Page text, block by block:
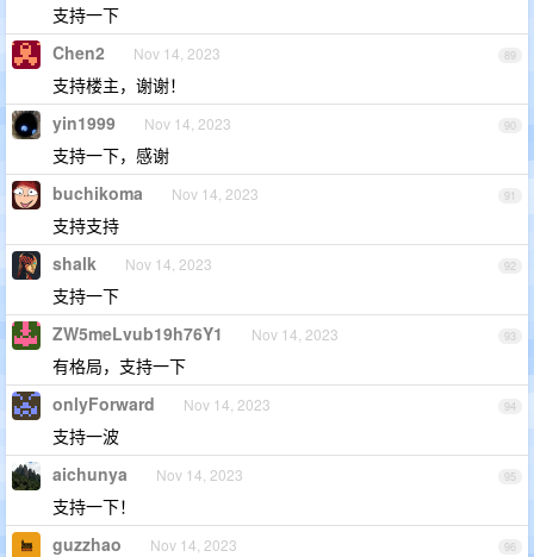
支持一下
89
Chen2 Nov 14, 2023
支持楼主，谢谢！
90
yin1999 Nov 14, 2023
支持一下，感谢
91
buchikoma Nov 14, 2023
支持支持
92
shalk Nov 14, 2023
支持一下
93
ZW5meLvub19h76Y1 Nov 14, 2023
有格局，支持一下
94
onlyForward Nov 14, 2023
支持一波
95
aichunya Nov 14, 2023
支持一下！
96
guzzhao Nov 14, 2023